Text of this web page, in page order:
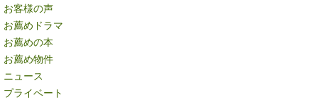
お客様の声
お薦めドラマ
お薦めの本
お薦め物件
ニュース
プライベート